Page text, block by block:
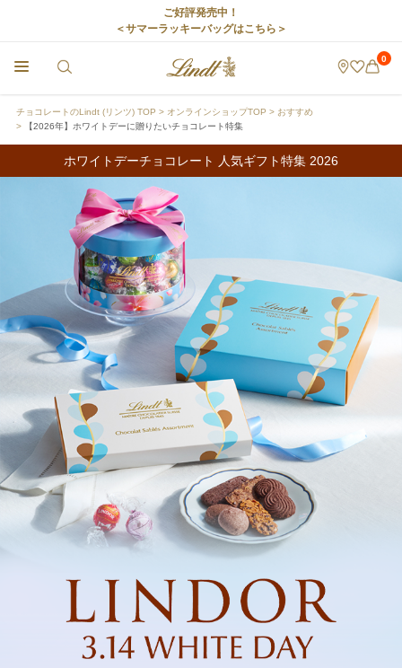
ご好評発売中！
＜サマーラッキーバッグはこちら＞
0
チョコレートのLindt (リンツ) TOP オンラインショップTOP
おすすめ
【2026年】ホワイトデーに贈りたいチョコレート特集
ホワイトデーチョコレート 人気ギフト特集 2026